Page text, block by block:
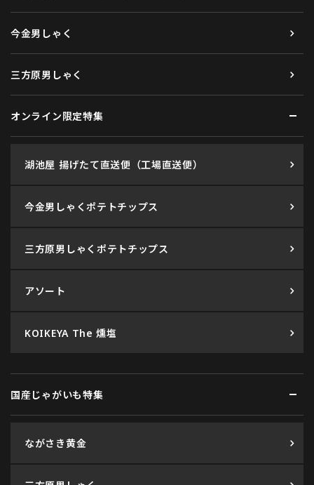
今金男しゃく
三方原男しゃく
オンライン限定特集
湖池屋 揚げたて直送便（工場直送便）
今金男しゃくポテトチップス
三方原男しゃくポテトチップス
アソート
KOIKEYA The 燻塩
国産じゃがいも特集
ながさき黄金